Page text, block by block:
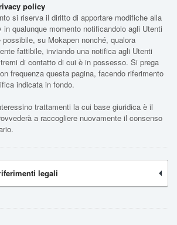
policy
si riserva il diritto di apportare modifiche alla
qualunque momento notificandolo agli Utenti
su Mokapen nonché, qualora
fattibile, inviando una notifica agli Utenti
di contatto di cui è in possesso. Si prega
frequenza questa pagina, facendo riferimento
indicata in fondo.
trattamenti la cui base giuridica è il
a raccogliere nuovamente il consenso
legali